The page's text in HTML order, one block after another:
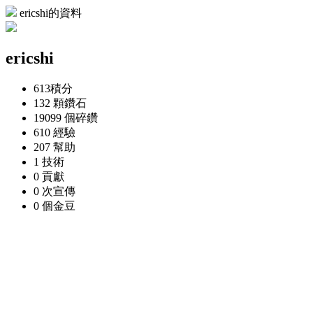
ericshi的資料
ericshi
613積分
132 顆鑽石
19099 個碎鑽
610 經驗
207 幫助
1 技術
0 貢獻
0 次宣傳
0 個金豆